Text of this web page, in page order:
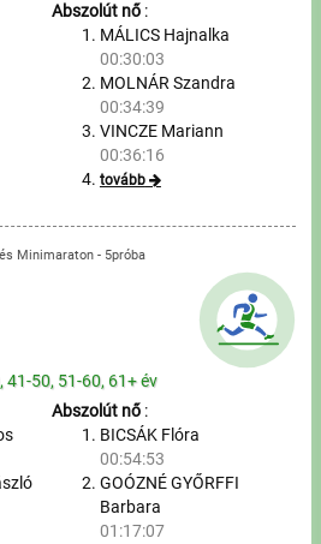
Abszolút nő:
MÁLICS Hajnalka
00:30:03
MOLNÁR Szandra
00:34:39
VINCZE Mariann
00:36:16
tovább
Minimaraton - 5próba
41-50, 51-60, 61+ év
Abszolút nő:
BICSÁK Flóra
00:54:53
GOÓZNÉ GYŐRFFI
Barbara
01:17:07